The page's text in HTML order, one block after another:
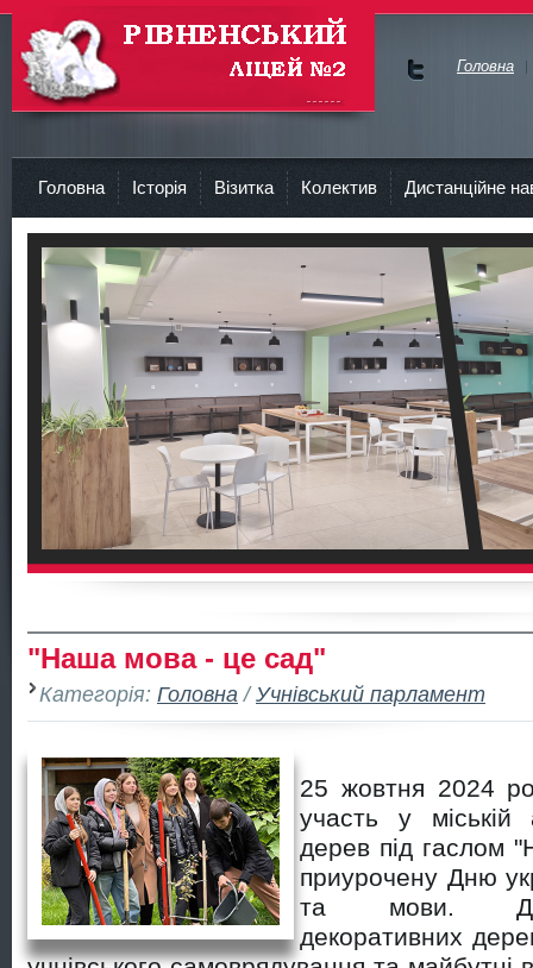
Рівненський Ліцей №2
Головна
Головна Історія Візитка Колектив Дистанційне
"Наша мова - це сад"
Категорія: Головна /Учнівський парламент
25 жовтня 2024
участь у міській
дерев під гаслом
приурочену Дню
та мови. До
декоративних